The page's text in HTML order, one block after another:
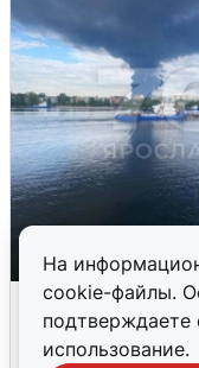
На
cookie-файлы.
подтверждаете
использование.
Ночная
попадания и